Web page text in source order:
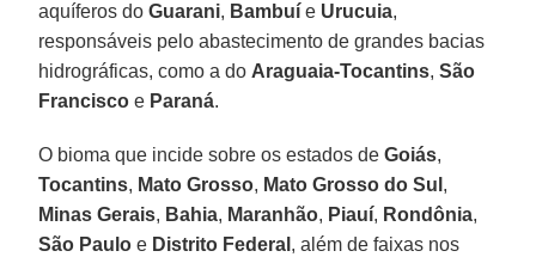
aquíferos doGuarani, Bambuí e Urucuia,
responsáveis pelo abastecimento de grandes bacias
hidrográficas, como a do Araguaia-Tocantins,São
Francisco e Paraná.
O bioma que incide sobre os estados deGoiás,
Tocantins, Mato Grosso, Mato Grosso do Sul ,
Minas Gerais, Bahia, Maranhão, Piauí, Rondônia,
São Paulo e Distrito Federal , além de faixas nos